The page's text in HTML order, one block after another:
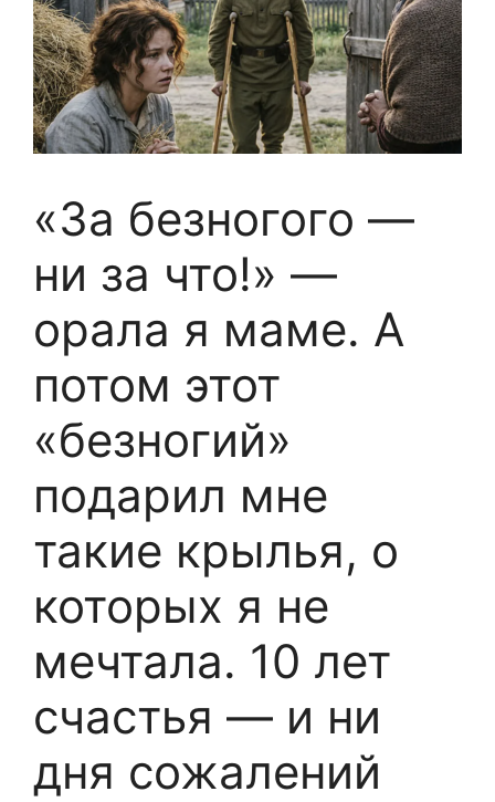
«За безногого —
ни за что!» —
орала я маме. А
потом этот
«безногий»
подарил мне
такие крылья, о
которых я не
мечтала. 10 лет
счастья — и ни
дня сожалений